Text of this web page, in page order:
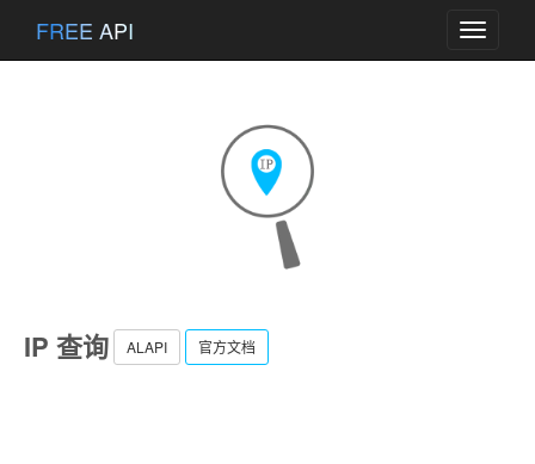
Toggle
FREE API
IP 查询 ALAPI 官方文档